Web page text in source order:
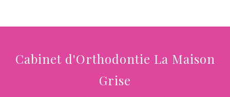
Cabinet d'Orthodontie La Maison
Grise